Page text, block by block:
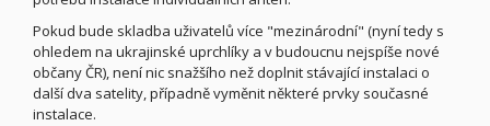
Pokud bude skladba uživatelů více "mezinárodní" (nyní tedy s
ohledem na ukrajinské uprchlíky a v budoucnu nejspíše nové
občany ČR), není nic snažšího než doplnit stávající instalaci o
další dva satelity, případně vyměnit některé prvky současné
instalace.